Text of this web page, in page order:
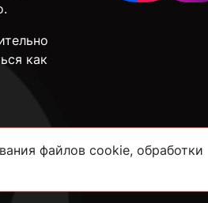
как
файлов cookie, обработки